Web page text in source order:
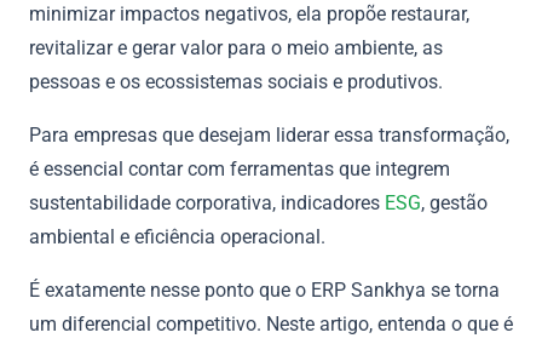
minimizar impactos negativos, ela propõe restaurar,
revitalizar e gerar valor para o meio ambiente, as
pessoas e os ecossistemas sociais e produtivos.
Para empresas que desejam liderar essa transformação,
é essencial contar com ferramentas que integrem
sustentabilidade corporativa, indicadores ESG, gestão
ambiental e eficiência operacional.
É exatamente nesse ponto que o ERP Sankhya se torna
um diferencial competitivo. Neste artigo, entenda o que é